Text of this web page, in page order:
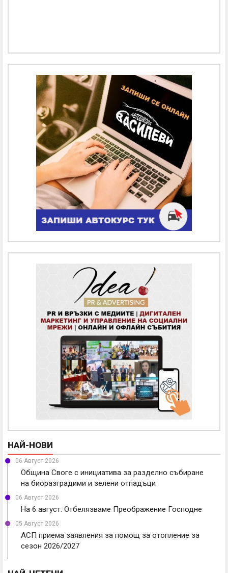
НАЙ-НОВИ
06 Август 2026
Община Своге с инициатива за разделно събиране
на биоразградими и зелени отпадъци
06 Август 2026
На 6 август: Отбелязваме Преображение Господне
05 Август 2026
АСП приема заявления за помощ за отопление за
сезон 2026/2027